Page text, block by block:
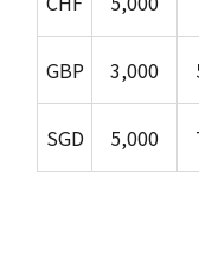
GBP 3,000
SGD 5,000